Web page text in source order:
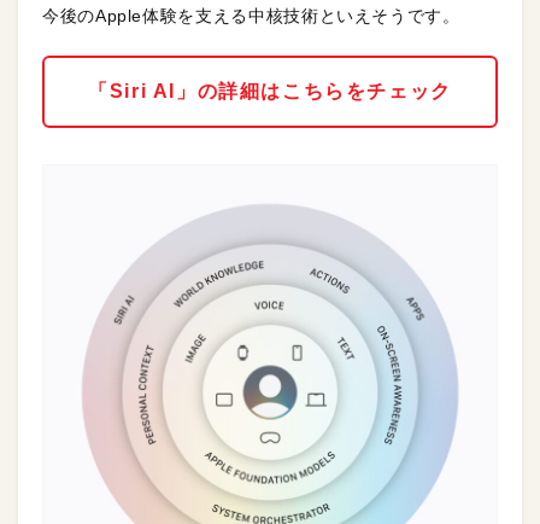
今後のApple体験を支える中核技術といえそうです。
「Siri AI」の詳細はこちらをチェック